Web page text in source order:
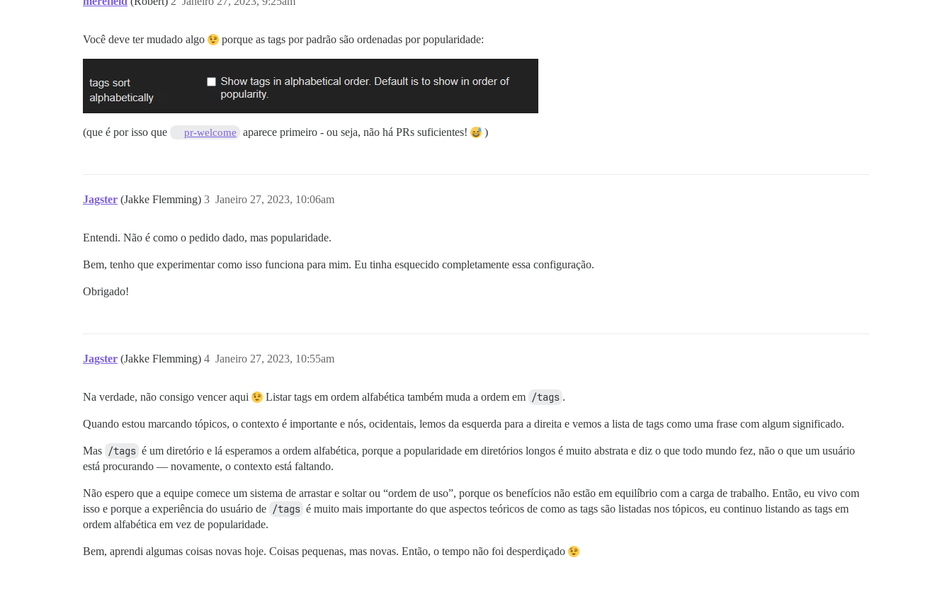
Você deve ter mudado algo porque as tags por padrão são ordenadas por popularidade:
(que é por isso que pr-welcome aparece primeiro - ou seja, não há PRs suficientes! )
Jagster (Jakke Flemming) Janeiro 27, 2023, 10:06am
3
Entendi. Não é como o pedido dado, mas popularidade.
Bem, tenho que experimentar como isso funciona para mim. Eu tinha esquecido completamente essa configuração.
Obrigado!
Jagster (Jakke Flemming) Janeiro 27, 2023, 10:55am
4
Na verdade, não consigo vencer aqui Listar tags em ordem alfabética também muda a ordem em /tags .
Quando estou marcando tópicos, o contexto é importante e nós, ocidentais, lemos da esquerda para a direita e vemos a lista de tags como uma frase com algum significado.
Mas /tags é um diretório e lá esperamos a ordem alfabética, porque a popularidade em diretórios longos é muito abstrata e diz o que todo mundo fez, não o que um usuário
está procurando — novamente, o contexto está faltando.
Não espero que a equipe comece um sistema de arrastar e soltar ou “ordem de uso”, porque os benefícios não estão em equilíbrio com a carga de trabalho. Então, eu vivo com
isso e porque a experiência do usuário de /tags é muito mais importante do que aspectos teóricos de como as tags são listadas nos tópicos, eu continuo listando as tags em
ordem alfabética em vez de popularidade.
Bem, aprendi algumas coisas novas hoje. Coisas pequenas, mas novas. Então, o tempo não foi desperdiçado